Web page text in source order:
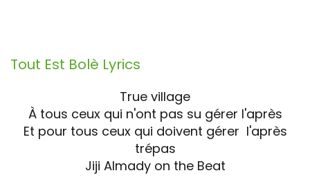
Tout Est Bolè Lyrics
True village
À tous ceux qui n'ont pas su gérer l'après
Et pour tous ceux qui doivent gérer l'après
trépas
Jiji Almady on the Beat